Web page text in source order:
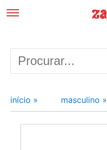
início » masculino »